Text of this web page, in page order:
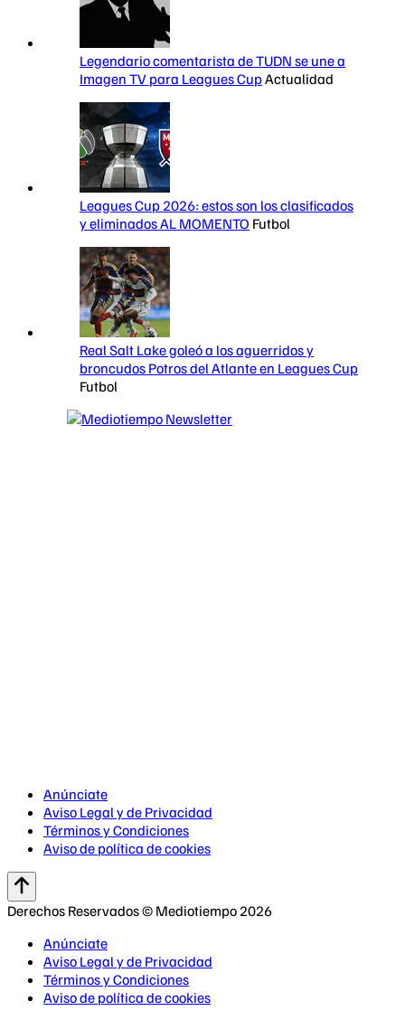
Legendario comentarista de TUDN se une a
Imagen TV para Leagues CupActualidad
Leagues Cup 2026: estos son los clasificados
y eliminados AL MOMENTO Futbol
Real Salt Lake goleó a los aguerridos y
broncudos Potros del Atlante en Leagues Cup
Futbol
Anúnciate
Aviso Legal y de Privacidad
Términos y Condiciones
Aviso de política de cookies
Derechos Reservados © Mediotiempo 2026
Anúnciate
Aviso Legal y de Privacidad
Términos y Condiciones
Aviso de política de cookies